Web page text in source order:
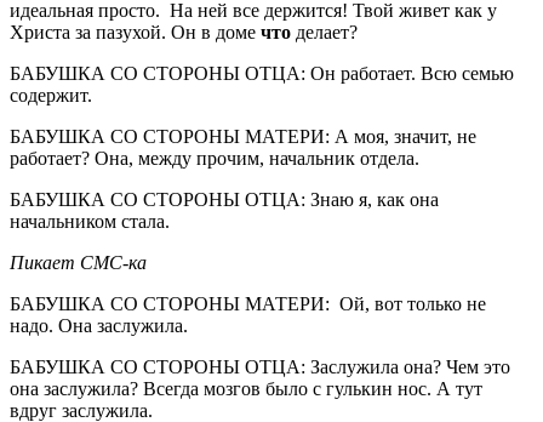
идеальная просто. На ней все держится! Твой живет как у
Христа за пазухой. Он в доме что делает?
БАБУШКА СО СТОРОНЫ ОТЦА: Он работает. Всю семью
содержит.
БАБУШКА СО СТОРОНЫ МАТЕРИ: А моя, значит, не
работает? Она, между прочим, начальник отдела.
БАБУШКА СО СТОРОНЫ ОТЦА: Знаю я, как она
начальником стала.
Пикает СМС-ка
БАБУШКА СО СТОРОНЫ МАТЕРИ: Ой, вот только не
надо. Она заслужила.
БАБУШКА СО СТОРОНЫ ОТЦА: Заслужила она? Чем это
она заслужила? Всегда мозгов было с гулькин нос. А тут
вдруг заслужила.